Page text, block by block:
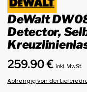
DeWalt
Detector,
259.90€ inkl. MwSt.
Abhängig von der